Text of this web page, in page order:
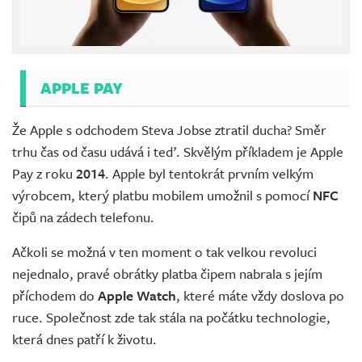
APPLE PAY
Že Apple s odchodem Steva Jobse ztratil ducha? Směr
trhu čas od času udává i teď. Skvělým příkladem je Apple
Pay z roku 2014. Apple byl tentokrát prvním velkým
výrobcem, který platbu mobilem umožnil s pomocíNFC
čipů na zádech telefonu.
Ačkoli se možná v ten moment o tak velkou revoluci
nejednalo, pravé obrátky platba čipem nabrala s jejím
příchodem do Apple Watch, které máte vždy doslova po
ruce. Společnost zde tak stála na počátku technologie,
která dnes patří k životu.